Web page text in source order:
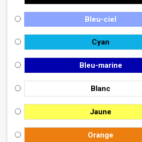
Bleu-ciel
Cyan
Bleu-marine
Blanc
Jaune
Orange